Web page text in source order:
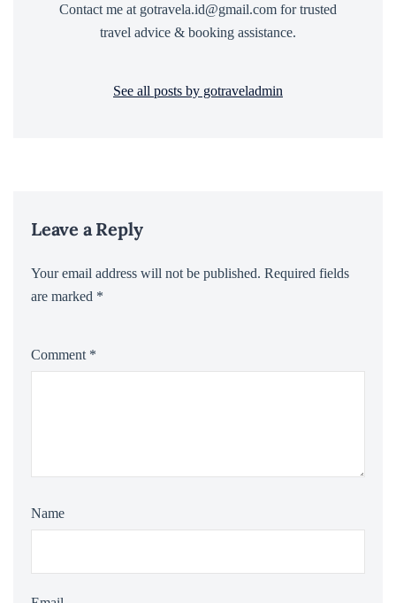
Contact me at gotravela.id@gmail.com for trusted
travel advice & booking assistance.
See all posts by gotraveladmin
Leave a Reply
Your email address will not be published. Required fields
are marked *
Comment *
Name